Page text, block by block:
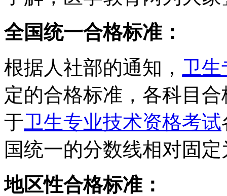
全国统一合格标准：
根据人社部的通知， 卫
定的合格标准，各科目
于卫生专业技术资格考试
国统一的分数线相对固定
地区性合格标准：